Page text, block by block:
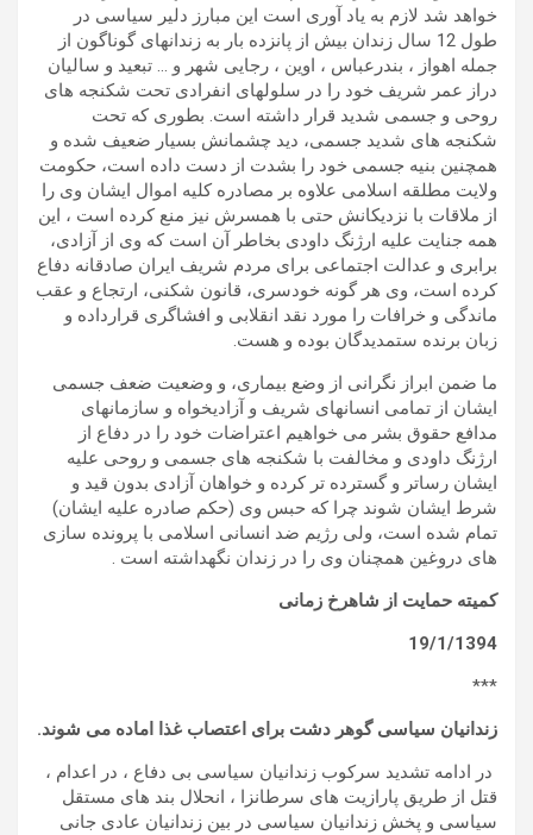
خواهد شد لازم به یاد آوری است این مبارز دلیر سیاسی در
طول 12 سال زندان بیش از پانزده بار به زندانهای گوناگون از
جمله اهواز ، بندرعباس ، اوین ، رجایی شهر و … تبعید و سالیان
دراز عمر شریف خود را در سلولهای انفرادی تحت شکنجه های
روحی و جسمی شدید قرار داشته است. بطوری که تحت
شکنجه های شدید جسمی، دید چشمانش بسیار ضعیف شده و
همچنین بنیه جسمی خود را بشدت از دست داده است، حکومت
ولایت مطلقه اسلامی علاوه بر مصادره کلیه اموال ایشان وی را
از ملاقات با نزدیکانش حتی با همسرش نیز منع کرده است ، این
همه جنایت علیه ارژنگ داودی بخاطر آن است که وی از آزادی،
برابری و عدالت اجتماعی برای مردم شریف ایران صادقانه دفاع
کرده است، وی هر گونه خودسری، قانون شکنی، ارتجاع و عقب
ماندگی و خرافات را مورد نقد انقلابی و افشاگری قرارداده و
زبان برنده ستمدیدگان بوده و هست.
ما ضمن ابراز نگرانی از وضع بیماری، و وضعیت ضعف جسمی
ایشان از تمامی انسانهای شریف و آزادیخواه و سازمانهای
مدافع حقوق بشر می خواهیم اعتراضات خود را در دفاع از
ارژنگ داودی و مخالفت با شکنجه های جسمی و روحی علیه
ایشان رساتر و گسترده تر کرده و خواهان آزادی بدون قید و
شرط ایشان شوند چرا که حبس وی (حکم صادره علیه ایشان)
تمام شده است، ولی رژیم ضد انسانی اسلامی با پرونده سازی
های دروغین همچنان وی را در زندان نگهداشته است .
کمیته حمایت از شاهرخ زمانی
19/1/1394
***
زندانیان سیاسی گوهر دشت برای اعتصاب غذا اماده می شوند.
در ادامه تشدید سرکوب زندانیان سیاسی بی دفاع ، در اعدام ،
قتل از طریق پارازیت های سرطانزا ، انحلال بند های مستقل
سیاسی و پخش زندانیان سیاسی در بین زندانیان عادی جانی